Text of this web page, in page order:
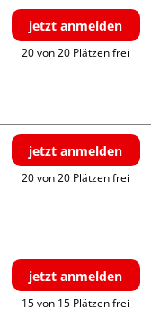
jetzt anmelden
20 von 20 Plätzen frei
jetzt anmelden
20 von 20 Plätzen frei
jetzt anmelden
15 von 15 Plätzen frei